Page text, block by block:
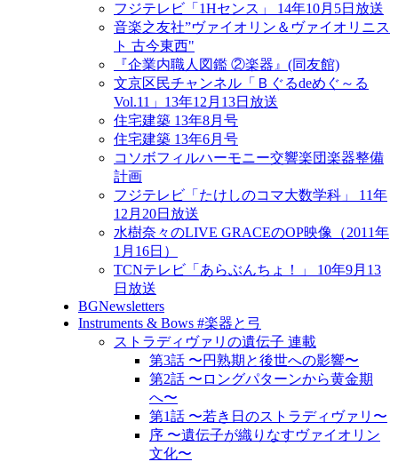
フジテレビ「1Hセンス」 14年10月5日放送
音楽之友社”ヴァイオリン＆ヴァイオリニス
ト 古今東西"
『企業内職人図鑑 ②楽器』(同友館)
文京区民チャンネル「Ｂぐるdeめぐ～る
Vol.11」13年12月13日放送
住宅建築 13年8月号
住宅建築 13年6月号
コソボフィルハーモニー交響楽団楽器整備
計画
フジテレビ「たけしのコマ大数学科」 11年
12月20日放送
水樹奈々のLIVE GRACEのOP映像（2011年
1月16日）
TCNテレビ「あらぶんちょ！」 10年9月13
日放送
BGNewsletters
Instruments & Bows #楽器と弓
ストラディヴァリの遺伝子 連載
第3話 〜円熟期と後世への影響〜
第2話 〜ロングパターンから黄金期
へ〜
第1話 〜若き日のストラディヴァリ〜
序 〜遺伝子が織りなすヴァイオリン
文化〜